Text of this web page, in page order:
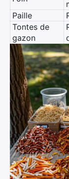
Paille
Tontes de
gazon